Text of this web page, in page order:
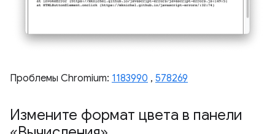
Проблемы Chromium: 1183990 , 578269
Измените формат цвета в панели